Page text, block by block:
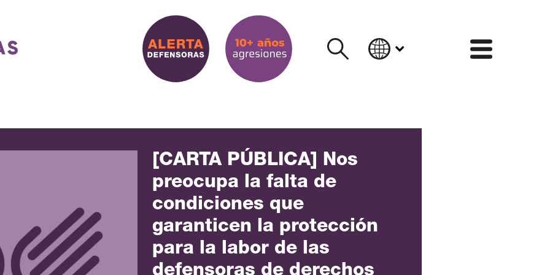
[CARTA PÚBLICA] Nos
preocupa la falta de
condiciones que
garanticen la protección
para la labor de las